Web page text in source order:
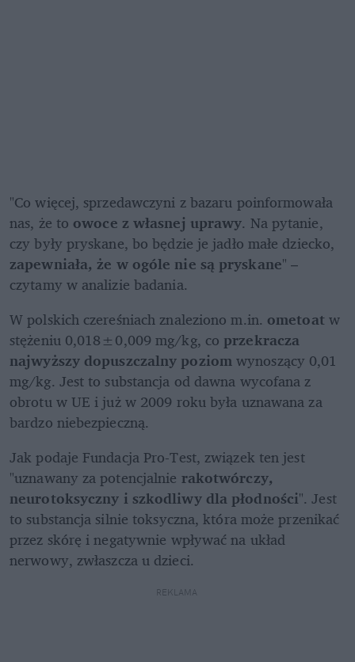
"Co więcej, sprzedawczyni z bazaru poinformowała
nas, że to owoce z własnej uprawy. Na pytanie,
zapewniała, że w ogóle nie są pryskane" –
czytamy w analizie badania.
W polskich czereśniach znaleziono m.in. ometoat w
stężeniu 0,018±0,009 mg/kg, co przekracza
najwyższy dopuszczalny poziom wynoszący 0,01
mg/kg. Jest to substancja od dawna wycofana z
obrotu w UE i już w 2009 roku była uznawana za
bardzo niebezpieczną.
Jak podaje Fundacja Pro-Test, związek ten jest
"uznawany za potencjalnie rakotwórczy,
neurotoksyczny i szkodliwy dla płodności". Jest
to substancja silnie toksyczna, która może przenikać
przez skórę i negatywnie wpływać na układ
nerwowy, zwłaszcza u dzieci.
REKLAMA